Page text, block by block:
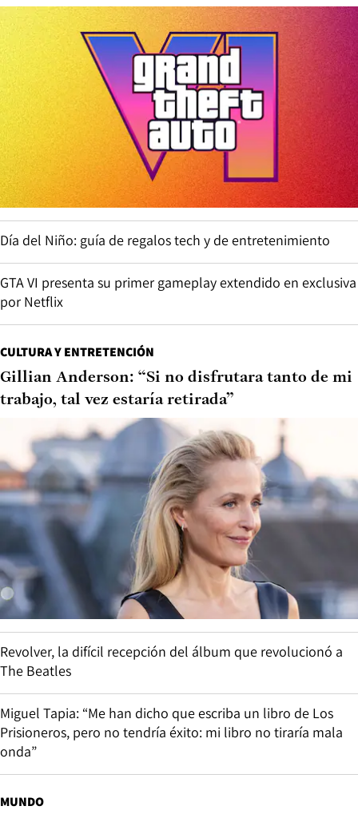
Día del Niño: guía de regalos tech y de entretenimiento
GTA VI presenta su primer gameplay extendido en exclusiva
por Netflix
CULTURA Y ENTRETENCIÓN
Gillian Anderson: “Si no disfrutara tanto de mi
trabajo, tal vez estaría retirada”
Revolver, la difícil recepción del álbum que revolucionó a
The Beatles
Miguel Tapia: “Me han dicho que escriba un libro de Los
Prisioneros, pero no tendría éxito: mi libro no tiraría mala
onda”
MUNDO